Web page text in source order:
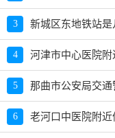
3 新城区东地铁站
4 河津市中心医院
5
6 老河口中医院附